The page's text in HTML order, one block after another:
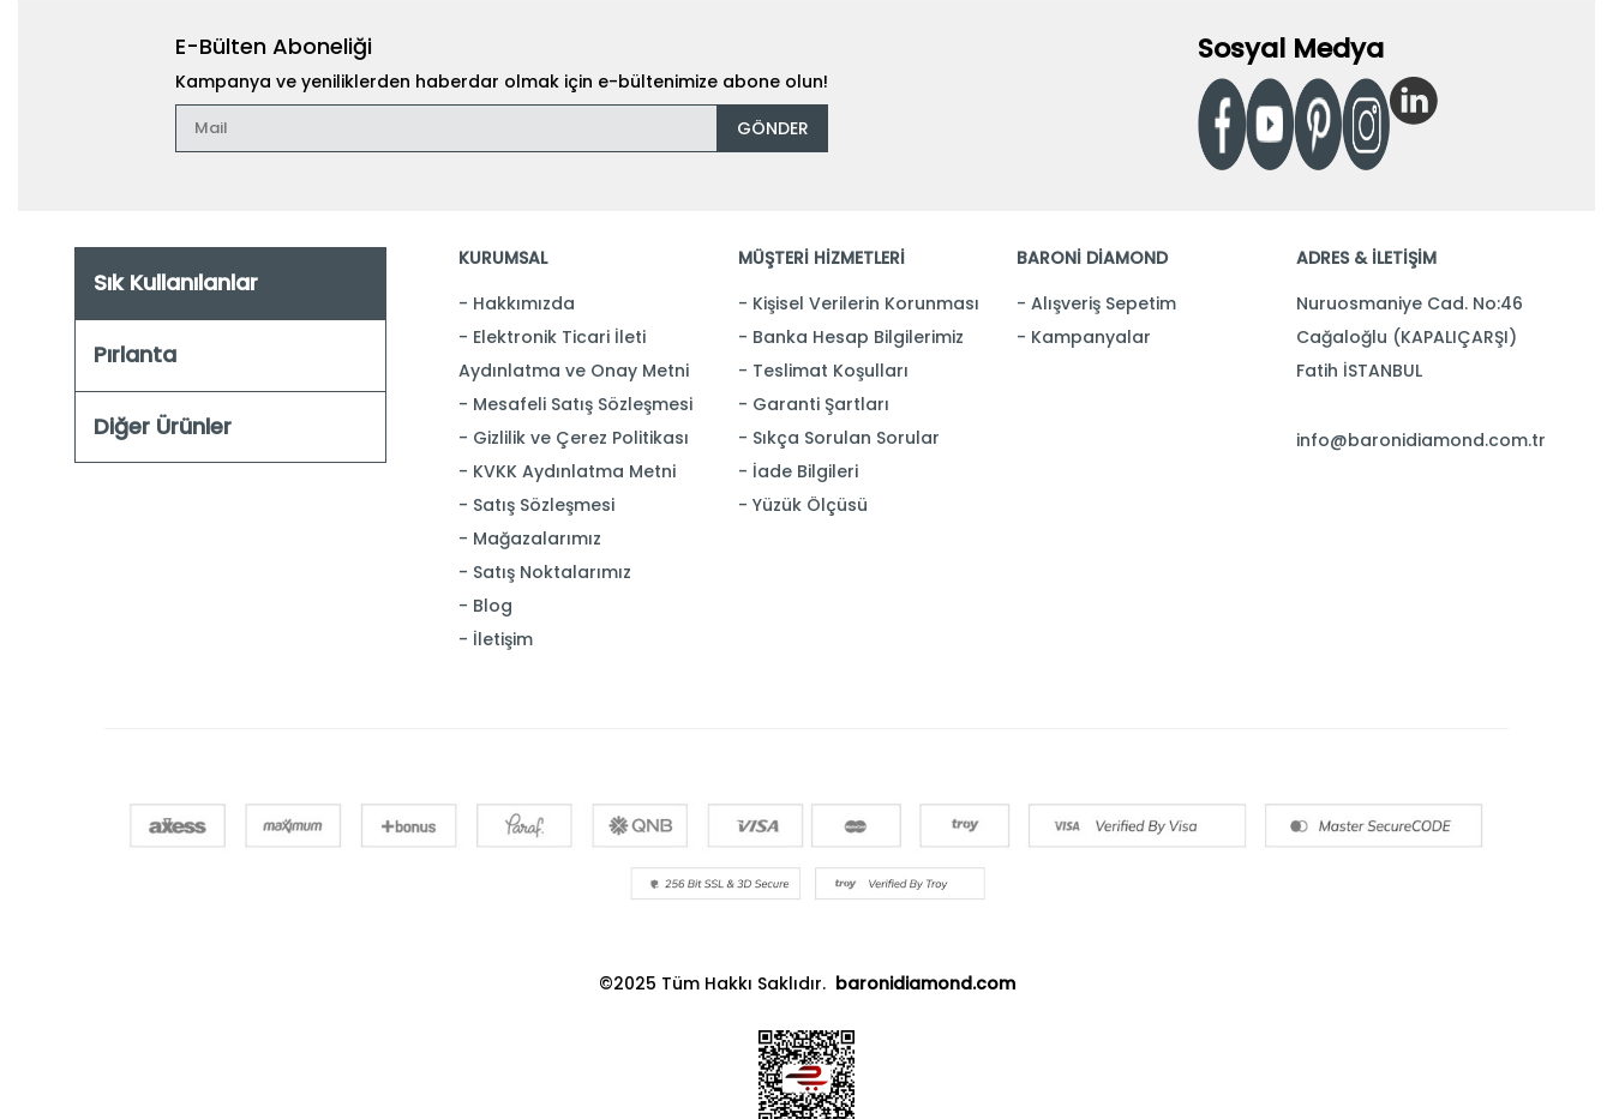
E-Bülten Aboneliği
Kampanya ve yeniliklerden haberdar olmak için e-bültenimize abone olun!
GÖNDER
Sosyal Medya
Sık Kullanılanlar
Pırlanta
Diğer Ürünler
KURUMSAL
Hakkımızda
Elektronik Ticari İleti
Aydınlatma ve Onay Metni
Mesafeli Satış Sözleşmesi
Gizlilik ve Çerez Politikası
KVKK Aydınlatma Metni
Satış Sözleşmesi
Mağazalarımız
Satış Noktalarımız
Blog
İletişim
MÜŞTERİ HİZMETLERİ
Kişisel Verilerin Korunması
Banka Hesap Bilgilerimiz
Teslimat Koşulları
Garanti Şartları
Sıkça Sorulan Sorular
İade Bilgileri
Yüzük Ölçüsü
BARONİ DİAMOND
Alışveriş Sepetim
Kampanyalar
ADRES & İLETİŞİM
Nuruosmaniye Cad. No:46
Cağaloğlu (KAPALIÇARŞI)
Fatih İSTANBUL
info@baronidiamond.com.tr
©2025 Tüm Hakkı Saklıdır. baronidiamond.com